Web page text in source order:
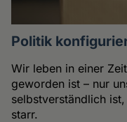
Politik
Wir leben in einer
geworden ist – nur
selbstverständlich
starr.